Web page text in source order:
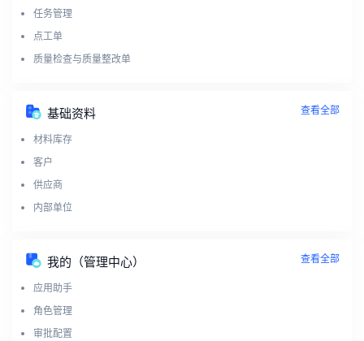
任务管理
点工单
质量检查与质量整改单
基础资料 查看全部
材料库存
客户
供应商
内部单位
我的（管理中心） 查看全部
应用助手
角色管理
审批配置